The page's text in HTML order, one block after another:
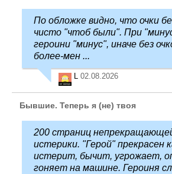
По обложке видно, что очки
чисто "чтоб были". При
героини "минус", иначе без
более-мен ...
L 02.08.2026
Бывшие. Теперь я (не) твоя
200 страниц
истерики. "Герой" прекрасен
истерит, бычит, угрожает,
гоняет на машине. Героиня